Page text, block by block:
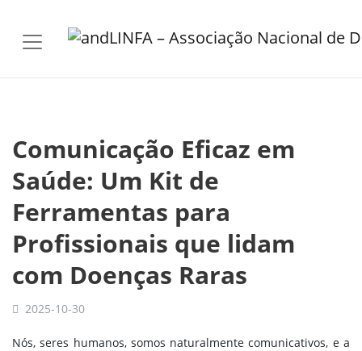
Comunicação Eficaz em
Saúde: Um Kit de
Ferramentas para
Profissionais que lidam
com Doenças Raras
2025-10-30
Nós, seres humanos, somos naturalmente comunicativos, e a